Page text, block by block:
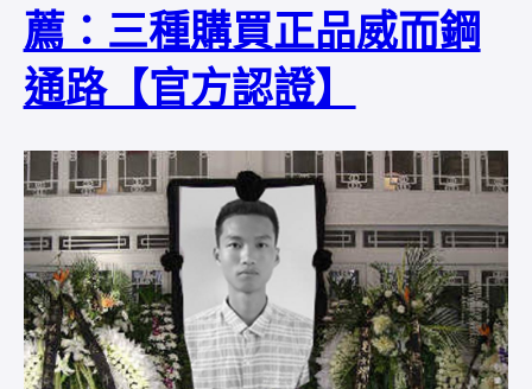
薦：三種購買正品威而鋼
通路【官方認證】